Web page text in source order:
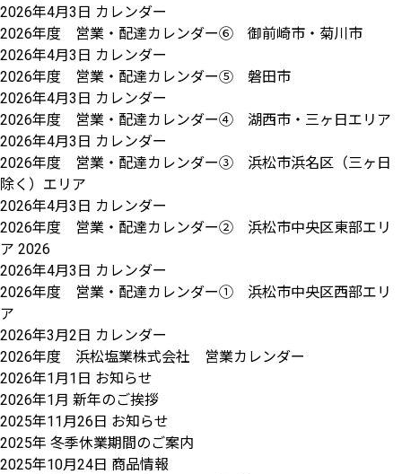
2026年4月3日 カレンダー
2026年度 営業・配達カレンダー⑥ 御前崎市・菊川市
2026年4月3日 カレンダー
2026年度 営業・配達カレンダー⑤ 磐田市
2026年4月3日 カレンダー
2026年度 営業・配達カレンダー④ 湖西市・三ヶ日エリア
2026年4月3日 カレンダー
2026年度 営業・配達カレンダー③ 浜松市浜名区（三ヶ日
除く）エリア
2026年4月3日 カレンダー
2026年度 営業・配達カレンダー② 浜松市中央区東部エリ
ア 2026
2026年4月3日 カレンダー
2026年度 営業・配達カレンダー① 浜松市中央区西部エリ
ア
2026年3月2日 カレンダー
2026年度 浜松塩業株式会社 営業カレンダー
2026年1月1日 お知らせ
2026年1月 新年のご挨拶
2025年11月26日 お知らせ
2025年 冬季休業期間のご案内
2025年10月24日 商品情報